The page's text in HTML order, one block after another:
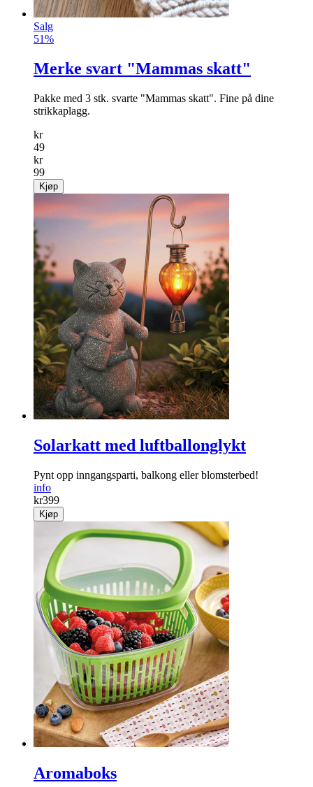
Salg
51%
Merke svart "Mammas skatt"
Pakke med 3 stk. svarte "Mammas skatt". Fine på dine
strikkaplagg.
kr
49
kr
99
Kjøp
Solarkatt med luftballonglykt
Pynt opp inngangsparti, balkong eller blomsterbed!
info
kr399
Kjøp
Aromaboks